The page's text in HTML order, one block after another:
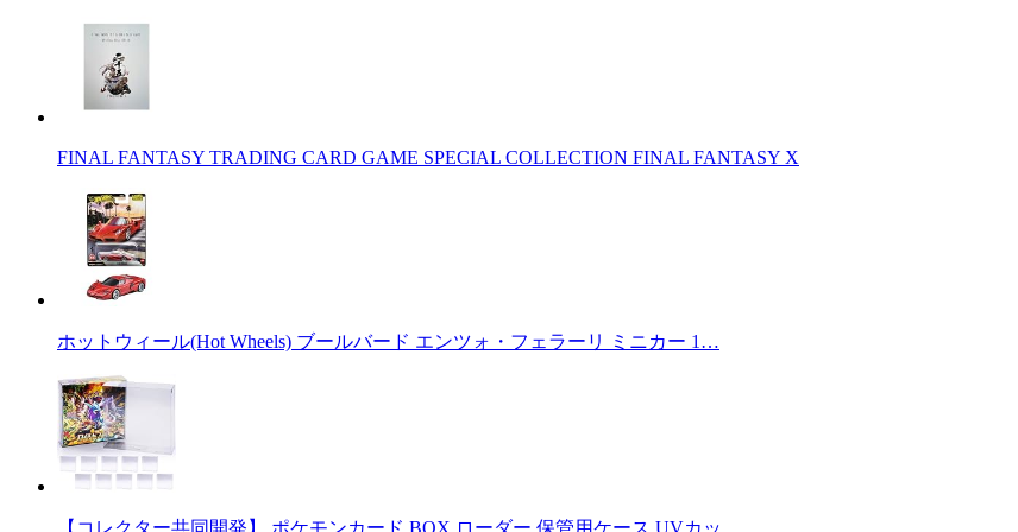
FINAL FANTASY TRADING CARD GAME SPECIAL COLLECTION FINAL FANTASY X
ホットウィール(Hot Wheels) ブールバード エンツォ・フェラーリ ミニカー 1…
【コレクター共同開発】 ポケモンカード BOX ローダー 保管用ケース UVカッ…